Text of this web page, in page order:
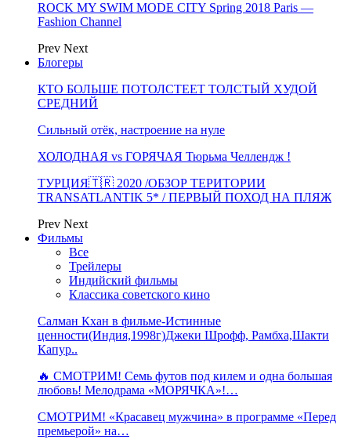
ROCK MY SWIM MODE CITY Spring 2018 Paris —
Fashion Channel
Prev Next
Блогеры
КТО БОЛЬШЕ ПОТОЛСТЕЕТ ТОЛСТЫЙ ХУДОЙ
СРЕДНИЙ
Сильный отёк, настроение на нуле
ХОЛОДНАЯ vs ГОРЯЧАЯ Тюрьма Челлендж !
ТУРЦИЯ🇹🇷 2020 /ОБЗОР ТЕРИТОРИИ
TRANSATLANTIK 5* / ПЕРВЫЙ ПОХОД НА ПЛЯЖ
Prev Next
Фильмы
Все
Трейлеры
Индийский фильмы
Классика советского кино
Салман Кхан в фильме-Истинные
ценности(Индия,1998г)Джеки Шрофф, Рамбха,Шакти
Капур..
🔥 СМОТРИМ! Семь футов под килем и одна большая
любовь! Мелодрама «МОРЯЧКА»!…
СМОТРИМ! «Красавец мужчина» в программе «Перед
премьерой» на…